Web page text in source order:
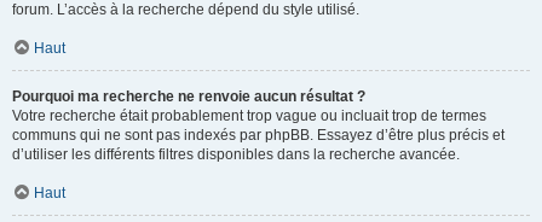
forum. L’accès à la recherche dépend du style utilisé.
Haut
Pourquoi ma recherche ne renvoie aucun résultat ?
Votre recherche était probablement trop vague ou incluait trop de termes
communs qui ne sont pas indexés par phpBB. Essayez d’être plus précis et
d’utiliser les différents filtres disponibles dans la recherche avancée.
Haut